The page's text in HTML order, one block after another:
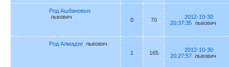
Род Ашбановых
львович
0 70
2012-10-30
20:37:35 львович
Род Алмадзе львович
1
165
2012-10-30
20:27:57 львович